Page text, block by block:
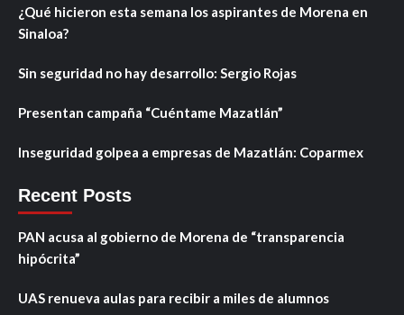
¿Qué hicieron esta semana los aspirantes de Morena en
Sinaloa?
Sin seguridad no hay desarrollo: Sergio Rojas
Presentan campaña “Cuéntame Mazatlán”
Inseguridad golpea a empresas de Mazatlán: Coparmex
Recent Posts
PAN acusa al gobierno de Morena de “transparencia
hipócrita”
UAS renueva aulas para recibir a miles de alumnos